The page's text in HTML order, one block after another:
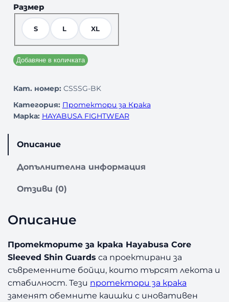
Размер
S L XL
Добавяне в количката
Кат. номер: CSSSG-BK
Категория: Протектори за Крака
Марка: HAYABUSA FIGHTWEAR
Описание
Допълнителна информация
Отзиви (0)
Описание
Протекторите за крака Hayabusa Core
Sleeved Shin Guards са проектирани за
съвременните бойци, които търсят лекота и
стабилност. Тези протектори за крака
заменят обемните каишки с иновативен